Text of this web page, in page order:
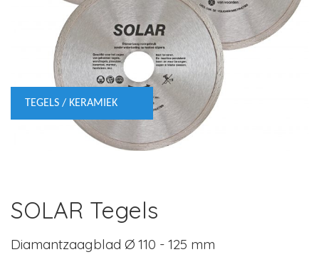
TEGELS / KERAMIEK
SOLAR Tegels
Diamantzaagblad Ø 110 - 125 mm